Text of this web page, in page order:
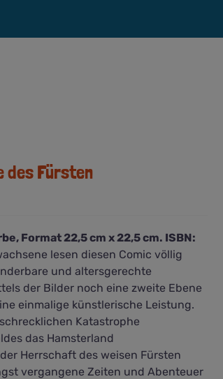
des Fürsten
Format 22,5 cm x 22,5 cm. ISBN:
lesen diesen Comic völlig
und altersgerechte
der Bilder noch eine zweite Ebene
einmalige künstlerische Leistung.
Katastrophe
das Hamsterland
Herrschaft des weisen Fürsten
vergangene Zeiten und Abenteuer